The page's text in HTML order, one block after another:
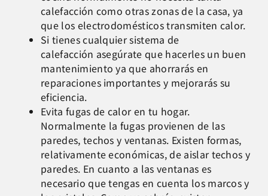
calefacción como otras zonas de la casa, ya
que los electrodomésticos transmiten calor.
Si tienes cualquier sistema de
calefacción asegúrate que hacerles un buen
mantenimiento ya que ahorrarás en
reparaciones importantes y mejorarás su
eficiencia.
Evita fugas de calor en tu hogar.
Normalmente la fugas provienen de las
paredes, techos y ventanas. Existen formas,
relativamente económicas, de aislar techos y
paredes. En cuanto a las ventanas es
necesario que tengas en cuenta los marcos y